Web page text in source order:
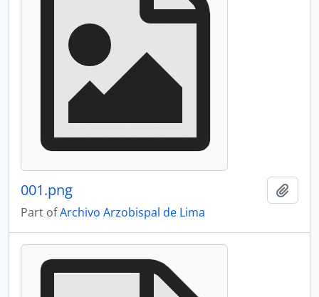
001.png
Part ofArchivo Arzobispal de Lima